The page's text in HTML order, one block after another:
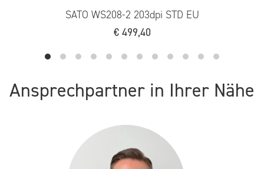
SATO WS208-2 203dpi STD EU
499,40
Ansprechpartner in Ihrer Nähe